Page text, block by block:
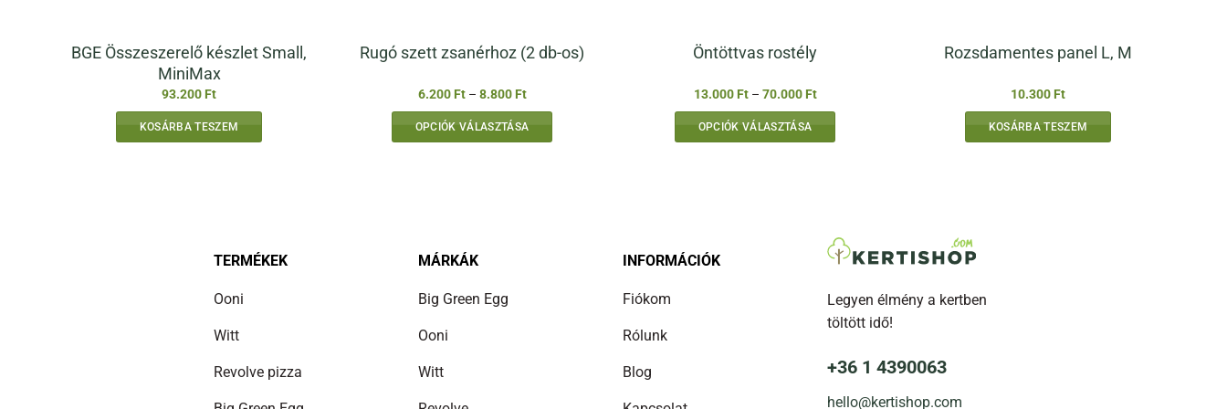
BGE Összeszerelő készlet Small,
MiniMax
93.200 Ft
KOSÁRBA TESZEM
Rugó szett zsanérhoz (2 db-os)
6.200 Ft – 8.800 FtÁrtartomány:
-
8.800 Ft
OPCIÓK VÁLASZTÁSA
van.
változatok
Öntöttvas rostély
13.000 Ft – 70.000 FtÁrtartomány:
OPCIÓK VÁLASZTÁSA
Rozsdamentes panel L, M
10.300 Ft
KOSÁRBA TESZEM
TERMÉKEK
Ooni
Witt
Revolve pizza
MÁRKÁK
Big Green Egg
Ooni
Witt
INFORMÁCIÓK
Fiókom
Rólunk
Blog
Legyen élmény a kertben
töltött idő!
+36 1 4390063
hello@kertishop.com